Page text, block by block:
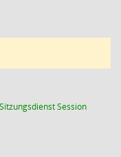
SitzungsdienstSession(Wird in